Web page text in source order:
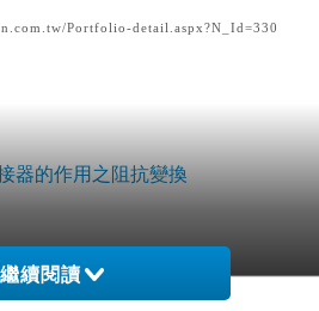
Portfolio-detail.aspx?N_Id=330
器的作用之阻抗變換
繼續閱讀